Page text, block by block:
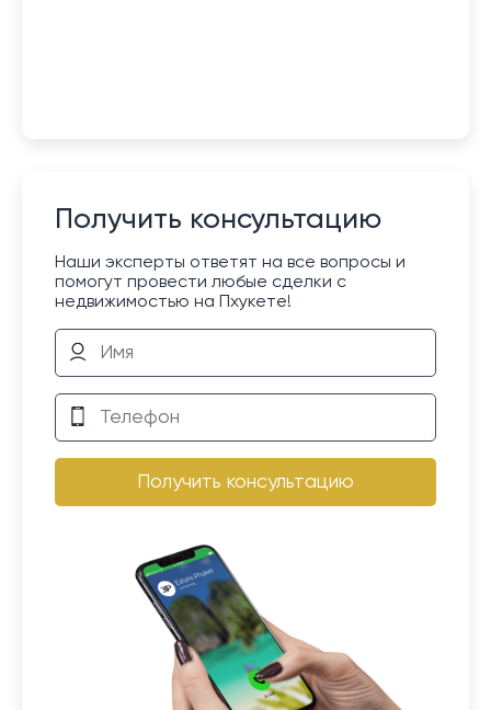
Получить консультацию
Наши эксперты ответят на все вопросы и
помогут провести любые сделки с
недвижимостью на Пхукете!
Получить консультацию